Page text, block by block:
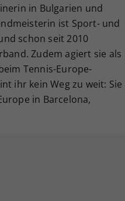
in Bulgarien und
ist Sport- und
schon seit 2010
Zudem agiert sie als
Tennis-Europe-
ihr kein Weg zu weit: Sie
in Barcelona,